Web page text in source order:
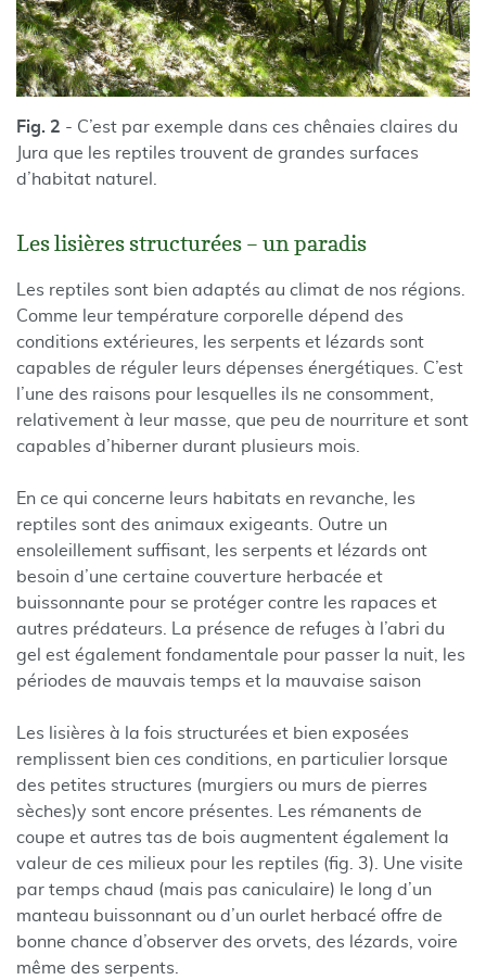
Fig. 2 - C’est par exemple dans ces chênaies claires du
Jura que les reptiles trouvent de grandes surfaces
d’habitat naturel.
Les lisières structurées – un paradis
Les reptiles sont bien adaptés au climat de nos régions.
Comme leur température corporelle dépend des
conditions extérieures, les serpents et lézards sont
capables de réguler leurs dépenses énergétiques. C’est
l’une des raisons pour lesquelles ils ne consomment,
relativement à leur masse, que peu de nourriture et sont
capables d’hiberner durant plusieurs mois.
En ce qui concerne leurs habitats en revanche, les
reptiles sont des animaux exigeants. Outre un
ensoleillement suffisant, les serpents et lézards ont
besoin d’une certaine couverture herbacée et
buissonnante pour se protéger contre les rapaces et
autres prédateurs. La présence de refuges à l’abri du
gel est également fondamentale pour passer la nuit, les
périodes de mauvais temps et la mauvaise saison
Les lisières à la fois structurées et bien exposées
remplissent bien ces conditions, en particulier lorsque
des petites structures (murgiers ou murs de pierres
sèches)y sont encore présentes. Les rémanents de
coupe et autres tas de bois augmentent également la
valeur de ces milieux pour les reptiles (fig. 3). Une visite
par temps chaud (mais pas caniculaire) le long d’un
manteau buissonnant ou d’un ourlet herbacé offre de
bonne chance d’observer des orvets, des lézards, voire
même des serpents.